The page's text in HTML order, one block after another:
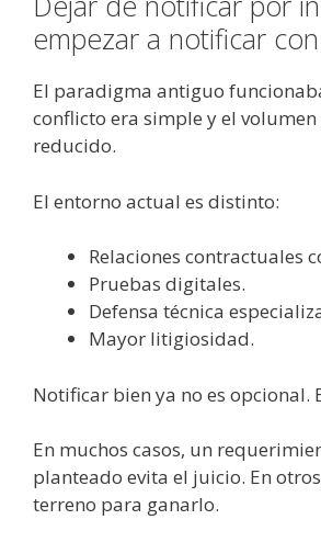
empezar a notificar
El paradigma antiguo
conflicto era simple y el
reducido.
El entorno actual es distinto:
Relaciones contractuales
Pruebas digitales.
Defensa técnica
Mayor litigiosidad.
Notificar bien ya no es opcional.
En muchos casos, un
planteado evita el juicio. En
terreno para ganarlo.